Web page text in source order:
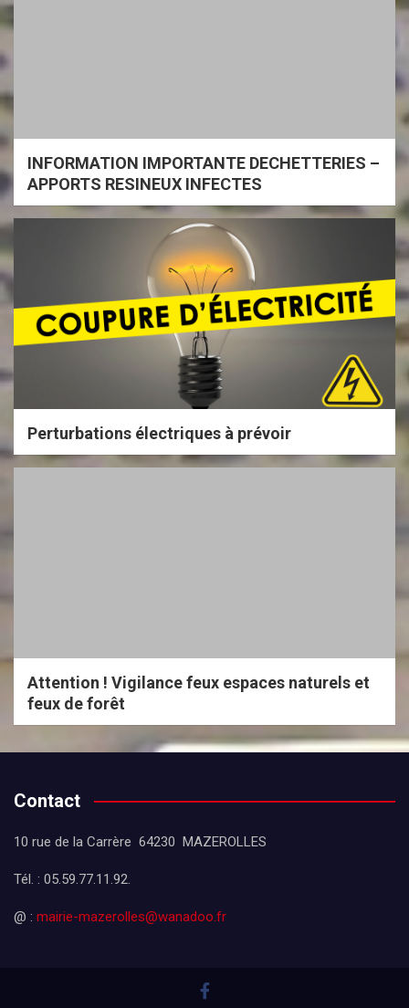
INFORMATION IMPORTANTE DECHETTERIES –
APPORTS RESINEUX INFECTES
Perturbations électriques à prévoir
Attention ! Vigilance feux espaces naturels et
feux de forêt
Contact
10 rue de la Carrère 64230 MAZEROLLES
Tél. : 05.59.77.11.92.
@ : mairie-mazerolles@wanadoo.fr